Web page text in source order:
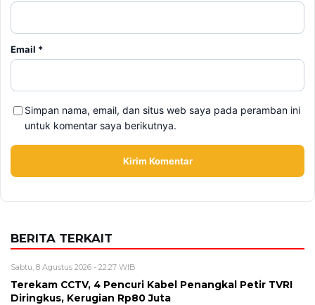
Diringkus, Kerugian Rp80 Juta
Babah Alun Borong 61 Land Cruiser FJ Sekaligus,
Sabtu, 8 Agustus 2026 - 14:50 WIB
Daftar Promo Double Date Agustus 2026, Banyak